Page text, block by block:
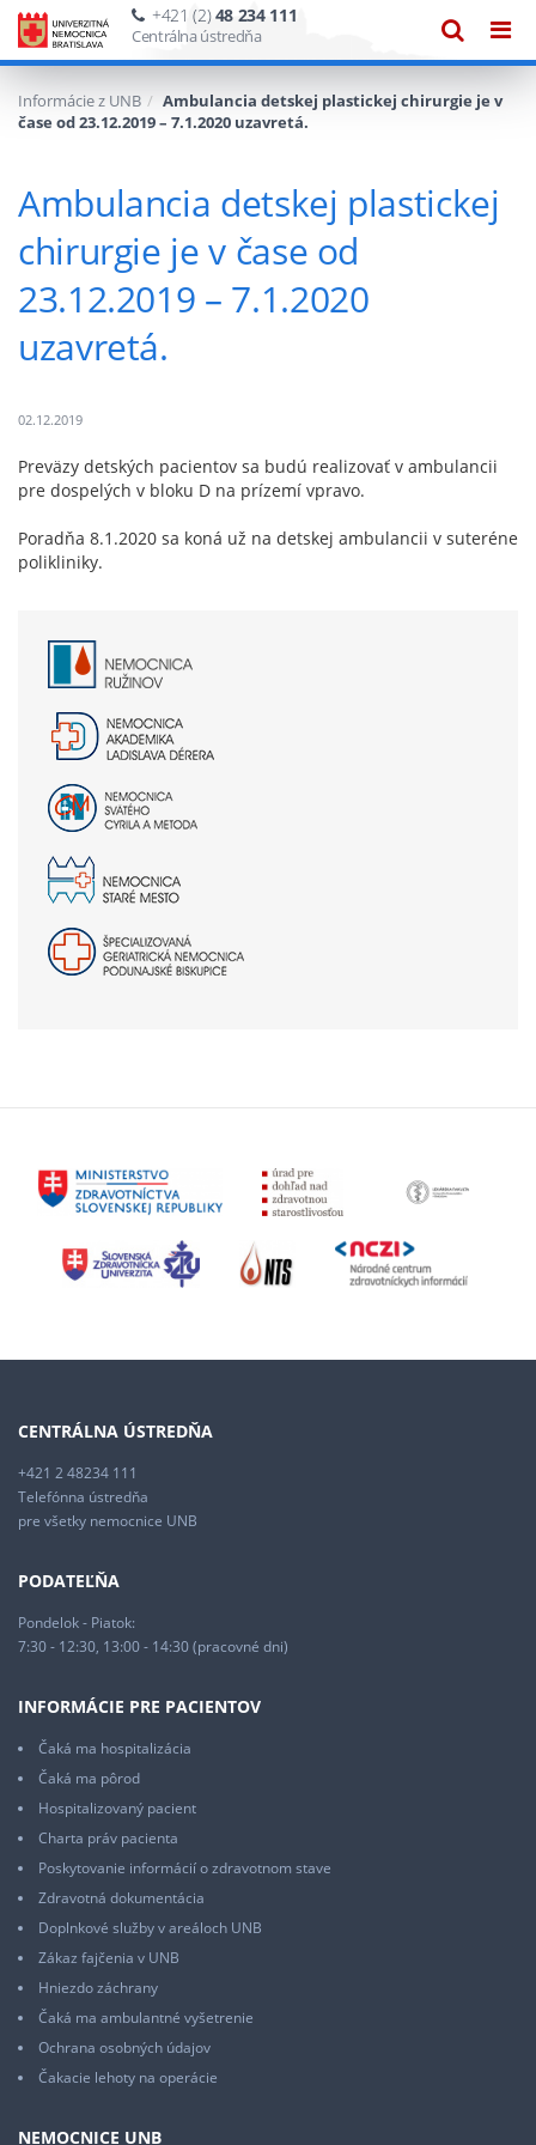
+421 (2)48 234 111
Centrálna ústredňa
Informácie z UNB
Ambulancia detskej plastickej chirurgie je v
čase od 23.12.2019 – 7.1.2020 uzavretá.
Ambulancia detskej plastickej
chirurgie je v čase od
23.12.2019 – 7.1.2020
uzavretá.
02.12.2019
Preväzy detských pacientov sa budú realizovať v ambulancii
pre dospelých v bloku D na prízemí vpravo.
Poradňa 8.1.2020 sa koná už na detskej ambulancii v suteréne
polikliniky.
CENTRÁLNA ÚSTREDŇA
+421 2 48234 111
Telefónna ústredňa
pre všetky nemocnice UNB
PODATEĽŇA
Pondelok - Piatok:
7:30 - 12:30, 13:00 - 14:30 (pracovné dni)
INFORMÁCIE PRE PACIENTOV
Čaká ma hospitalizácia
Čaká ma pôrod
Hospitalizovaný pacient
Charta práv pacienta
Poskytovanie informácií o zdravotnom stave
Zdravotná dokumentácia
Doplnkové služby v areáloch UNB
Zákaz fajčenia v UNB
Hniezdo záchrany
Čaká ma ambulantné vyšetrenie
Ochrana osobných údajov
Čakacie lehoty na operácie
NEMOCNICE UNB